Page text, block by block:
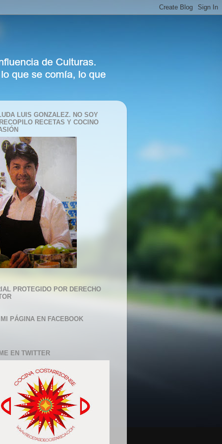
LUIS GONZALEZ. NO SOY
RECETAS Y COCINO
PROTEGIDO POR DERECHO
PÁGINA EN FACEBOOK
EN TWITTER